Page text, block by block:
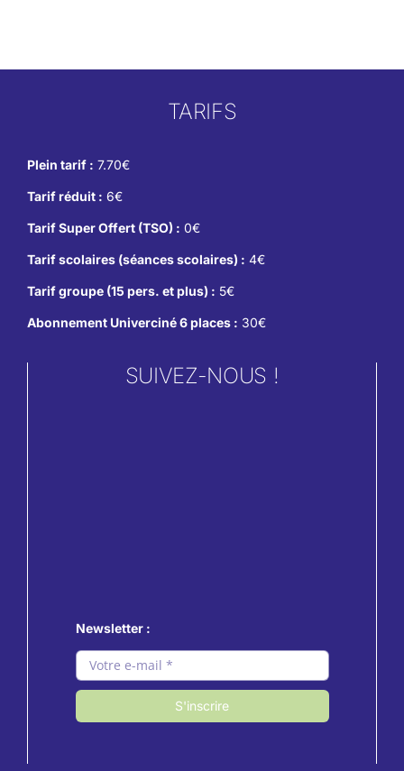
TARIFS
Plein tarif : 7.70€
Tarif réduit : 6€
Tarif Super Offert (TSO) : 0€
Tarif scolaires (séances scolaires) : 4€
Tarif groupe (15 pers. et plus) : 5€
Abonnement Univerciné 6 places : 30€
SUIVEZ-NOUS !
Newsletter :
S'inscrire